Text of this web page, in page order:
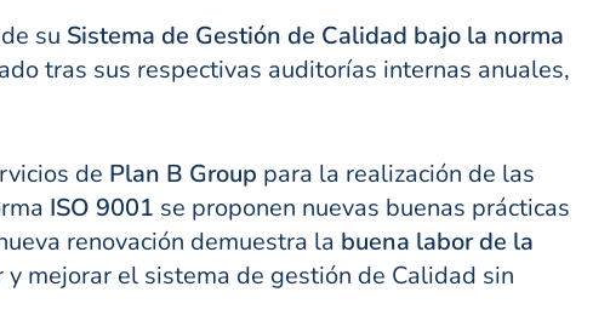
su Sistema de Gestión de Calidad bajo la norma
tras sus respectivas auditorías internas anuales,
de Plan B Group para la realización de las
ISO 9001 se proponen nuevas buenas prácticas
renovación demuestra la buena labor de la
mejorar el sistema de gestión de Calidad sin